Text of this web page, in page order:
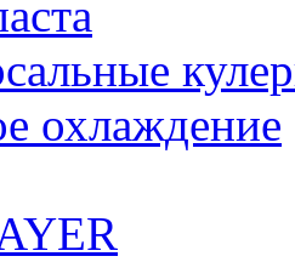
охлаждение